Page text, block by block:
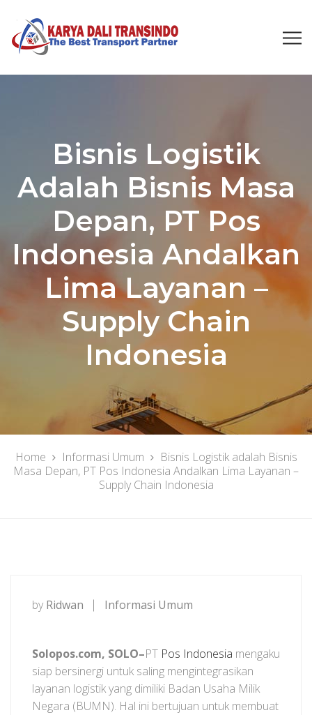
Bisnis Logistik
Adalah Bisnis Masa
Depan, PT Pos
Indonesia Andalkan
Lima Layanan –
Supply Chain
Indonesia
Home Informasi Umum
Bisnis Logistik adalah Bisnis
Masa Depan, PT Pos Indonesia Andalkan Lima Layanan –
Supply Chain Indonesia
by Ridwan Informasi Umum
Solopos.com, SOLO–PT Pos Indonesia mengaku
siap bersinergi untuk saling mengintegrasikan
layanan logistik yang dimiliki Badan Usaha Milik
Negara (BUMN). Hal ini bertujuan untuk membuat